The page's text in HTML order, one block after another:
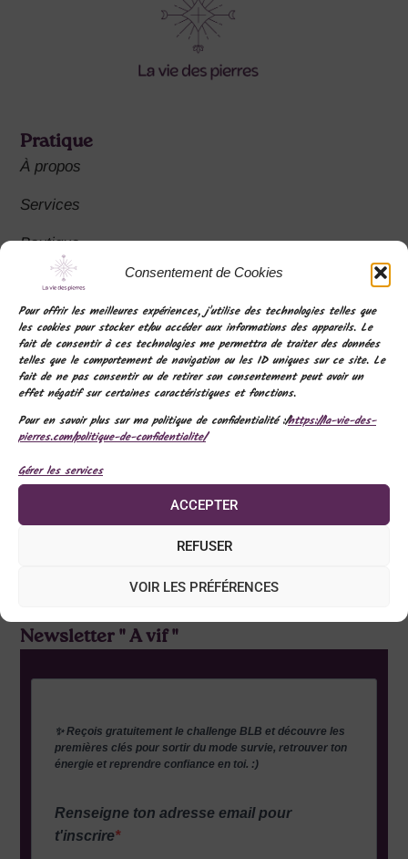
Consentement de Cookies
Pour offrir les meilleures expériences, j'utilise des technologies telles que
les cookies pour stocker et/ou accéder aux informations des appareils. Le
fait de consentir à ces technologies me permettra de traiter des données
telles que le comportement de navigation ou les ID uniques sur ce site. Le
fait de ne pas consentir ou de retirer son consentement peut avoir un
effet négatif sur certaines caractéristiques et fonctions.
Pour en savoir plus sur ma politique de confidentialité :/https://la-vie-des-
pierres.com/politique-de-confidentialite/
Gérer les services
ACCEPTER
REFUSER
VOIR LES PRÉFÉRENCES
Pratique
À propos
Services
Boutique
Contact
La vie des pierres : SIRET 911 642 106 00023
06 95 96 70 52
laviedespierres.2021@gmail.com
Conditions Générales de Ventes
Newsletter " A vif "
✨ Reçois gratuitement le challenge BLB et découvre les
premières clés pour sortir du mode survie, retrouver ton
énergie et reprendre confiance en toi. :)
Renseigne ton adresse email pour
t'inscrire